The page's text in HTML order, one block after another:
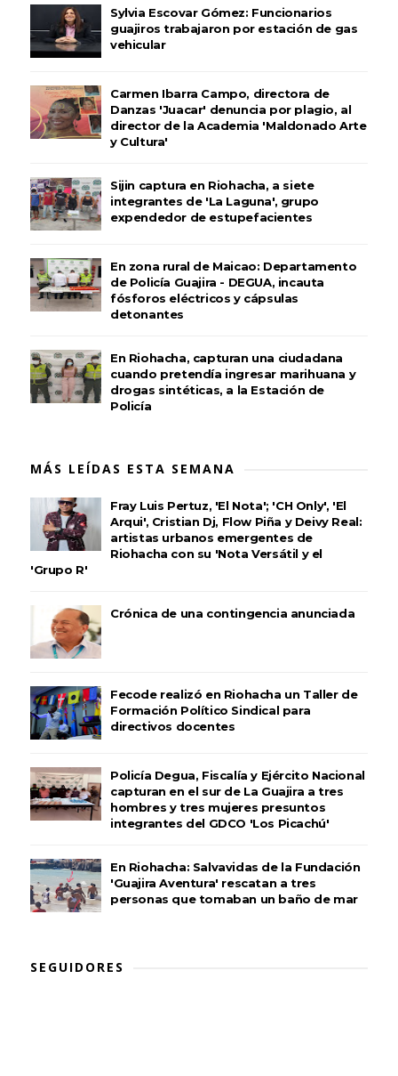
Sylvia Escovar Gómez: Funcionarios
guajiros trabajaron por estación de gas
vehicular
Carmen Ibarra Campo, directora de
Danzas 'Juacar' denuncia por plagio, al
director de la Academia 'Maldonado Arte
y Cultura'
Sijin captura en Riohacha, a siete
integrantes de 'La Laguna', grupo
expendedor de estupefacientes
En zona rural de Maicao: Departamento
de Policía Guajira - DEGUA, incauta
fósforos eléctricos y cápsulas
detonantes
En Riohacha, capturan una ciudadana
cuando pretendía ingresar marihuana y
drogas sintéticas, a la Estación de
Policía
MÁS LEÍDAS ESTA SEMANA
Fray Luis Pertuz, 'El Nota'; 'CH Only', 'El
Arqui', Cristian Dj, Flow Piña y Deivy Real:
artistas urbanos emergentes de
Riohacha con su 'Nota Versátil y el
'Grupo R'
Crónica de una contingencia anunciada
Fecode realizó en Riohacha un Taller de
Formación Político Sindical para
directivos docentes
Policía Degua, Fiscalía y Ejército Nacional
capturan en el sur de La Guajira a tres
hombres y tres mujeres presuntos
integrantes del GDCO 'Los Picachú'
En Riohacha: Salvavidas de la Fundación
'Guajira Aventura' rescatan a tres
personas que tomaban un baño de mar
SEGUIDORES